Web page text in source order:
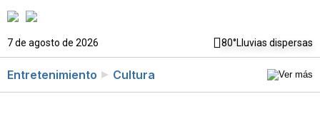
7 de agosto de 2026 80°Lluvias dispersas
Entretenimiento Cultura